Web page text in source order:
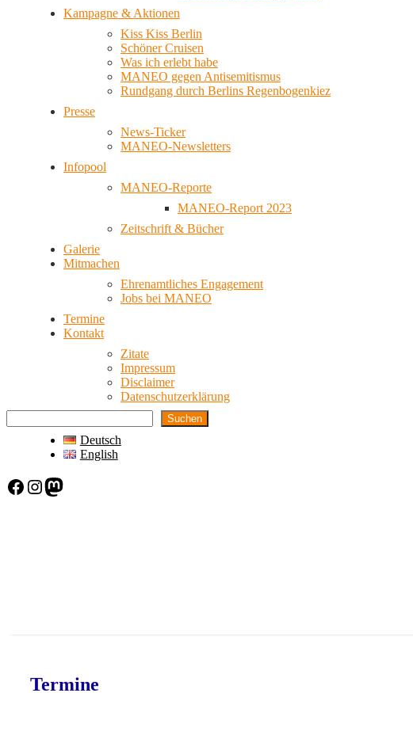
Kampagne & Aktionen
Kiss Kiss Berlin
Schöner Cruisen
Was ich erlebt habe
MANEO gegen Antisemitismus
Rundgang durch Berlins Regenbogenkiez
Presse
News-Ticker
MANEO-Newsletters
Infopool
MANEO-Reporte
MANEO-Report 2023
Zeitschrift & Bücher
Galerie
Mitmachen
Ehrenamtliches Engagement
Jobs bei MANEO
Termine
Kontakt
Zitate
Impressum
Disclaimer
Datenschutzerklärung
Suchen
Deutsch
English
Facebook Instagram Mastodon
Termine